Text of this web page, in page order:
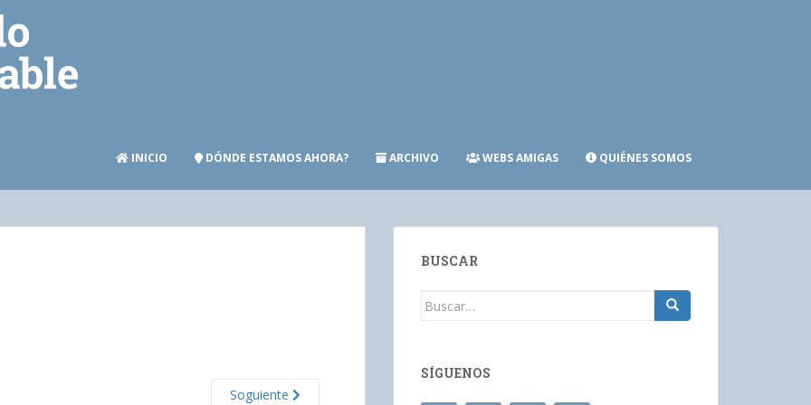
INICIO DÓNDE ESTAMOS AHORA? ARCHIVO WEBS AMIGAS QUIÉNES SOMOS
Soguiente
BUSCAR
Buscar:
SÍGUENOS